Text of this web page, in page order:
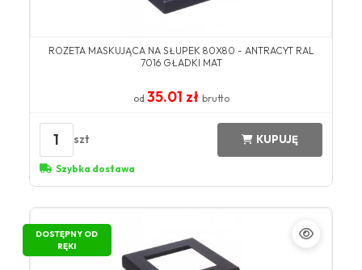
ROZETA MASKUJĄCA NA SŁUPEK 80X80 - ANTRACYT RAL
7016 GŁADKI MAT
od 35.01 zł brutto
1 szt KUPUJĘ
Szybka dostawa
DOSTĘPNY OD
RĘKI